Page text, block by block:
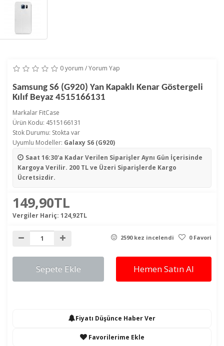
0 yorum /Yorum Yap
Samsung S6 (G920) Yan Kapaklı Kenar Göstergeli
Kılıf Beyaz 4515166131
Markalar FitCase
Ürün Kodu: 4515166131
Stok Durumu: Stokta var
Uyumlu Modeller: Galaxy S6 (G920)
Saat 16:30'a Kadar Verilen SiparişlerAynı Gün İçerisinde
Kargoya Verilir. 200 TL ve Üzeri Siparişlerde Kargo
Ücretsizdir.
149,90TL
Vergiler Hariç: 124,92TL
2590 kez incelendi 0 Favori
Sepete Ekle Hemen Satın Al
Fiyatı Düşünce Haber Ver
Favorilerime Ekle